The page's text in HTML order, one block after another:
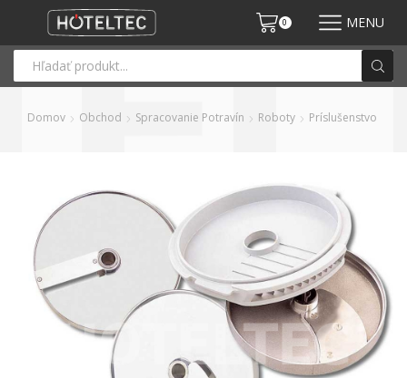
0 MENU
Domov Obchod Spracovanie Potravín Roboty Príslušenstvo